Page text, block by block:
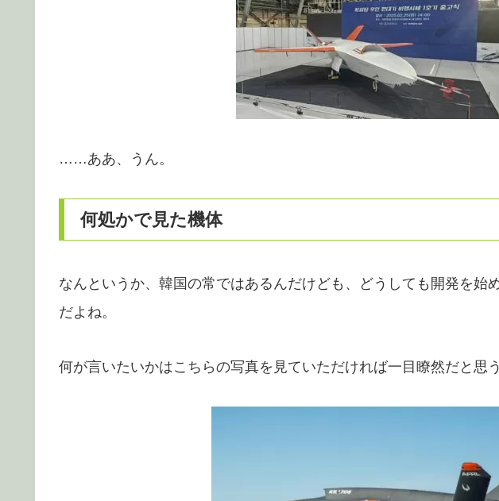
……ああ、うん。
何処かで見た機体
なんというか、韓国の常ではあるんだけども、どうしても開発を始
だよね。
何が言いたいかはこちらの写真を見ていただければ一目瞭然だと思う